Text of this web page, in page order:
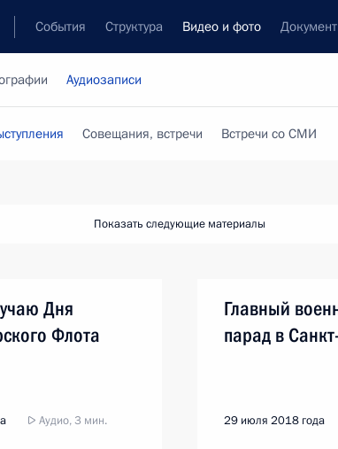
События Структура Видео и фото
Аудиозаписи
Совещания, встречи Встречи со СМИ
Показать следующие материалы
Дня
Флота
Аудио, 3 мин.
Главный
парад в
29 июля 2018 года